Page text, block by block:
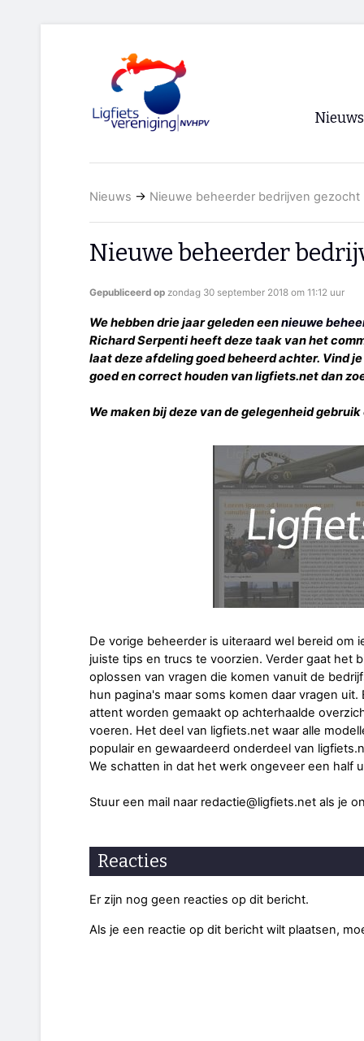
Nieuws
RSS
Nieuws → Nieuwe beheerder bedrijven gezocht
Nieuwe beheerder
Gepubliceerd op zondag 30 september 2018 om 11:12 uur
We hebben drie jaar geleden eennieuwe
Richard Serpenti heeft deze taak van het
laat deze afdeling goed beheerd achter. Vind
goed en correct houden van ligfiets.net dan
We maken bij deze van de gelegenheid
De vorige beheerder is uiteraard wel bereid om
juiste tips en trucs te voorzien. Verder gaat het
oplossen van vragen die komen vanuit de
hun pagina's maar soms komen daar vragen
attent worden gemaakt op achterhaalde
voeren. Het deel van ligfiets.net waar alle
populair en gewaardeerd onderdeel van
We schatten in dat het werk ongeveer een half
Stuur een mail naar redactie@ligfiets.net als je
Reacties
Er zijn nog geen reacties op dit bericht.
Als je een reactie op dit bericht wilt plaatsen,